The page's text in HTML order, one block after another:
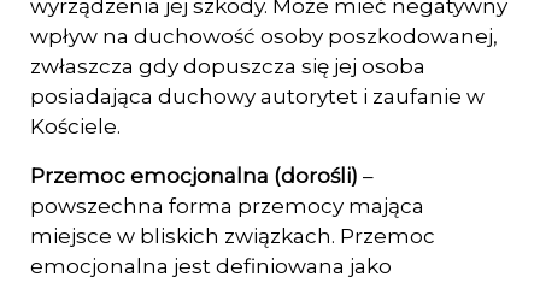
wyrządzenia jej szkody. Może mieć negatywny
wpływ na duchowość osoby po­szkodowanej,
zwłaszcza gdy dopuszcza się jej osoba
posiadająca duchowy autory­tet i zaufanie w
Kościele.
Przemoc emocjonalna (dorośli) –
powszechna forma przemocy mająca
miejsce w bli­skich związkach. Przemoc
emocjonalna jest definiowana jako